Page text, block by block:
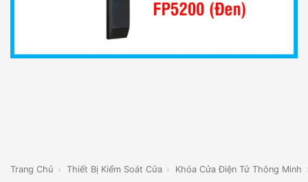
Trang Chủ › Thiết Bị Kiểm Soát Cửa › Khóa Cửa Điện Tử Thông Minh